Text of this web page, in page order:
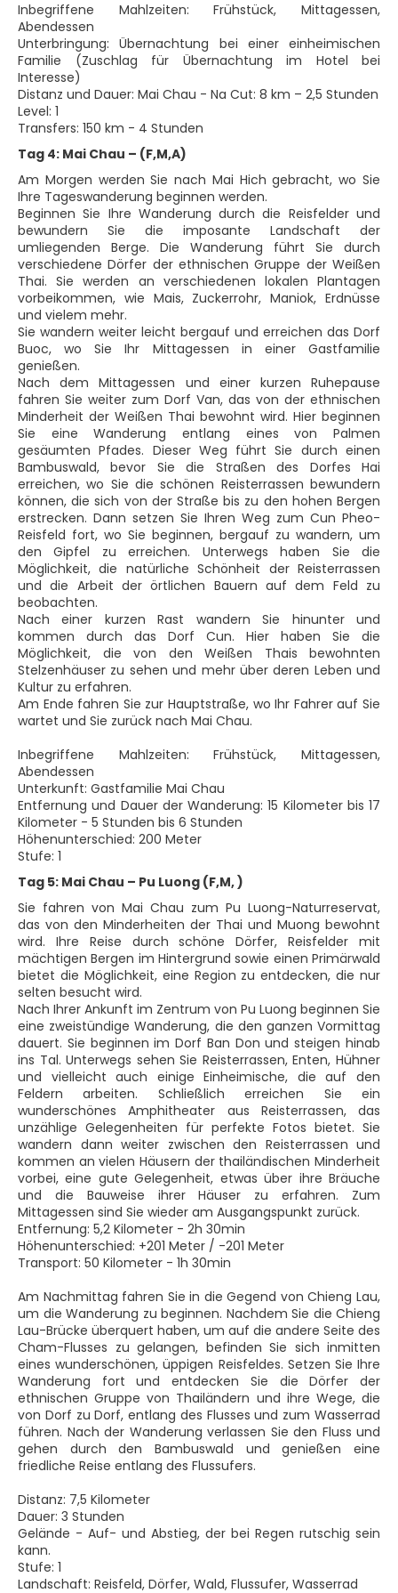
Inbegriffene Mahlzeiten: Frühstück, Mittagessen,
Abendessen
Unterbringung: Übernachtung bei einer einheimischen
Familie (Zuschlag für Übernachtung im Hotel bei
Interesse)
Distanz und Dauer: Mai Chau - Na Cut: 8 km – 2,5 Stunden
Level: 1
Transfers: 150 km - 4 Stunden
Tag 4: Mai Chau – (F,M,A)
Am Morgen werden Sie nach Mai Hich gebracht, wo Sie
Ihre Tageswanderung beginnen werden.
Beginnen Sie Ihre Wanderung durch die Reisfelder und
bewundern Sie die imposante Landschaft der
umliegenden Berge. Die Wanderung führt Sie durch
verschiedene Dörfer der ethnischen Gruppe der Weißen
Thai. Sie werden an verschiedenen lokalen Plantagen
vorbeikommen, wie Mais, Zuckerrohr, Maniok, Erdnüsse
und vielem mehr.
Sie wandern weiter leicht bergauf und erreichen das Dorf
Buoc, wo Sie Ihr Mittagessen in einer Gastfamilie
genießen.
Nach dem Mittagessen und einer kurzen Ruhepause
fahren Sie weiter zum Dorf Van, das von der ethnischen
Minderheit der Weißen Thai bewohnt wird. Hier beginnen
Sie eine Wanderung entlang eines von Palmen
gesäumten Pfades. Dieser Weg führt Sie durch einen
Bambuswald, bevor Sie die Straßen des Dorfes Hai
erreichen, wo Sie die schönen Reisterrassen bewundern
können, die sich von der Straße bis zu den hohen Bergen
erstrecken. Dann setzen Sie Ihren Weg zum Cun Pheo-
Reisfeld fort, wo Sie beginnen, bergauf zu wandern, um
den Gipfel zu erreichen. Unterwegs haben Sie die
Möglichkeit, die natürliche Schönheit der Reisterrassen
und die Arbeit der örtlichen Bauern auf dem Feld zu
beobachten.
Nach einer kurzen Rast wandern Sie hinunter und
kommen durch das Dorf Cun. Hier haben Sie die
Möglichkeit, die von den Weißen Thais bewohnten
Stelzenhäuser zu sehen und mehr über deren Leben und
Kultur zu erfahren.
Am Ende fahren Sie zur Hauptstraße, wo Ihr Fahrer auf Sie
wartet und Sie zurück nach Mai Chau.
Inbegriffene Mahlzeiten: Frühstück, Mittagessen,
Abendessen
Unterkunft: Gastfamilie Mai Chau
Entfernung und Dauer der Wanderung: 15 Kilometer bis 17
Kilometer - 5 Stunden bis 6 Stunden
Höhenunterschied: 200 Meter
Stufe: 1
Tag 5: Mai Chau – Pu Luong (F,M, )
Sie fahren von Mai Chau zum Pu Luong-Naturreservat,
das von den Minderheiten der Thai und Muong bewohnt
wird. Ihre Reise durch schöne Dörfer, Reisfelder mit
mächtigen Bergen im Hintergrund sowie einen Primärwald
bietet die Möglichkeit, eine Region zu entdecken, die nur
selten besucht wird.
Nach Ihrer Ankunft im Zentrum von Pu Luong beginnen Sie
eine zweistündige Wanderung, die den ganzen Vormittag
dauert. Sie beginnen im Dorf Ban Don und steigen hinab
ins Tal. Unterwegs sehen Sie Reisterrassen, Enten, Hühner
und vielleicht auch einige Einheimische, die auf den
Feldern arbeiten. Schließlich erreichen Sie ein
wunderschönes Amphitheater aus Reisterrassen, das
unzählige Gelegenheiten für perfekte Fotos bietet. Sie
wandern dann weiter zwischen den Reisterrassen und
kommen an vielen Häusern der thailändischen Minderheit
vorbei, eine gute Gelegenheit, etwas über ihre Bräuche
und die Bauweise ihrer Häuser zu erfahren. Zum
Mittagessen sind Sie wieder am Ausgangspunkt zurück.
Entfernung: 5,2 Kilometer - 2h 30min
Höhenunterschied: +201 Meter / -201 Meter
Transport: 50 Kilometer - 1h 30min
Am Nachmittag fahren Sie in die Gegend von Chieng Lau,
um die Wanderung zu beginnen. Nachdem Sie die Chieng
Lau-Brücke überquert haben, um auf die andere Seite des
Cham-Flusses zu gelangen, befinden Sie sich inmitten
eines wunderschönen, üppigen Reisfeldes. Setzen Sie Ihre
Wanderung fort und entdecken Sie die Dörfer der
ethnischen Gruppe von Thailändern und ihre Wege, die
von Dorf zu Dorf, entlang des Flusses und zum Wasserrad
führen. Nach der Wanderung verlassen Sie den Fluss und
gehen durch den Bambuswald und genießen eine
friedliche Reise entlang des Flussufers.
Distanz: 7,5 Kilometer
Dauer: 3 Stunden
Gelände - Auf- und Abstieg, der bei Regen rutschig sein
kann.
Stufe: 1
Landschaft: Reisfeld, Dörfer, Wald, Flussufer, Wasserrad